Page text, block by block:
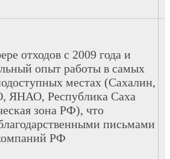
отходов с 2009 года и
опыт работы в самых
местах (Сахалин,
ЯНАО, Республика Саха
зона РФ), что
письмами
РФ